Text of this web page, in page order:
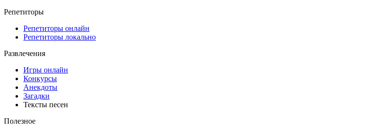
Репетиторы
Репетиторы онлайн
Репетиторы локально
Развлечения
Игры онлайн
Конкурсы
Анекдоты
Загадки
Тексты песен
Полезное